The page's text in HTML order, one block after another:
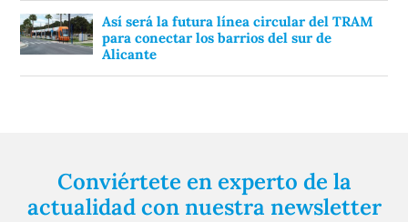
Así será la futura línea circular del TRAM
para conectar los barrios del sur de
Alicante
Conviértete en experto de la
actualidad con nuestra newsletter